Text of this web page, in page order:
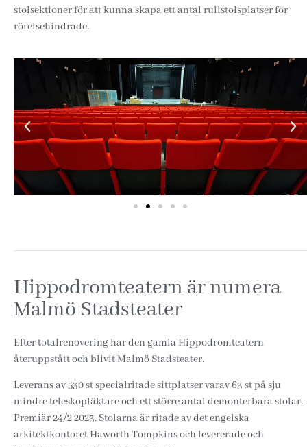
stolsektioner för att kunna skapa ett antal rullstolsplatser för
rörelsehindrade.
Hippodromteatern är numera
Malmö Stadsteater
Efter totalrenovering har den gamla Hippodromteatern
återuppstått och blivit Malmö Stadsteater.
Leverans av 530 st specialritade sittplatser varav 63 st på sju
mindre teleskopläktare och ett större antal demonterbara stolar.
Premiär 24/2 2023. Stolarna är ritade av det engelska
arkitektkontoret Haworth Tompkins och levererade och